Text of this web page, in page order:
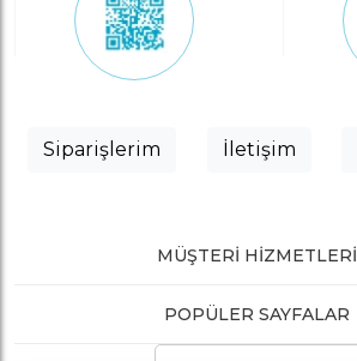
Siparişlerim İletişim
MÜŞTERI HIZMETLERI
POPÜLER SAYFALAR